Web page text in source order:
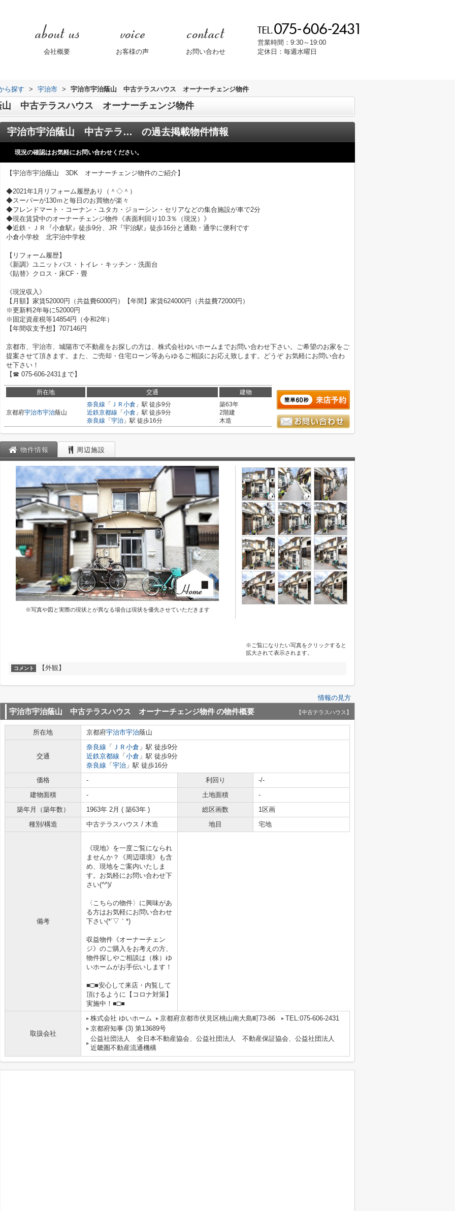
会社概要 お客様の声 お問い合わせ
営業時間：9:30～19:00
定休日：毎週水曜日
ら探す > 宇治市 > 宇治市宇治蔭山 中古テラスハウス オーナーチェンジ物件
山 中古テラスハウス オーナーチェンジ物件
宇治市宇治蔭山 中古テラスハウス オーナーチェンジ物件 の過去掲載物件情報
現況の確認はお気軽にお問い合わせください。
【宇治市宇治蔭山 3DK オーナーチェンジ物件のご紹介】
◆2021年1月リフォーム履歴あり（＾◇＾）
◆スーパーが130ｍと毎日のお買物が楽々
◆フレンドマート・コーナン・ユタカ・ジョーシン・セリアなどの集合施設が車で2分
◆現在賃貸中のオーナーチェンジ物件《表面利回り10.3％（現況）》
◆近鉄・ＪＲ『小倉駅』徒歩9分、JR『宇治駅』徒歩16分と通勤・通学に便利です
小倉小学校 北宇治中学校
【リフォーム履歴】
《新調》ユニットバス・トイレ・キッチン・洗面台
《貼替》クロス・床CF・畳
《現況収入》
【月額】家賃52000円（共益費6000円）【年間】家賃624000円（共益費72000円）
※更新料2年毎に52000円
※固定資産税等14854円（令和2年）
【年間収支予想】707146円
京都市、宇治市、城陽市で不動産をお探しの方は、株式会社ゆいホームまでお問い合わせ下さい。ご希望のお家をご
提案させて頂きます。また、ご売却・住宅ローン等あらゆるご相談にお応え致します。どうぞ お気軽にお問い合わ
せ下さい！
【☎ 075-606-2431まで】
所在地 交通 建物
京都府宇治市宇治蔭山
奈良線 「 ＪＲ小倉 」駅 徒歩9分
近鉄京都線 「 小倉 」駅 徒歩9分
奈良線 「 宇治 」駅 徒歩16分
築63年
2階建
木造
物件情報 周辺施設
※写真や図と実際の現状とが異なる場合は現状を優先させていただきます
※ご覧になりたい写真をクリックすると
拡大されて表示されます。
コメント 【外観】
情報の見方
宇治市宇治蔭山 中古テラスハウス オーナーチェンジ物件の物件概要 【中古テラスハウス】
所在地 京都府宇治市宇治蔭山
交通
奈良線 「 ＪＲ小倉 」駅 徒歩9分
近鉄京都線 「 小倉 」駅 徒歩9分
奈良線 「 宇治 」駅 徒歩16分
価格
- 利回り
-/-
建物面積
- 土地面積
-
築年月（築年数）
1963年 2月 ( 築63年 ) 総区画数
1区画
種別/構造
中古テラスハウス / 木造 地目 宅地
備考
《現地》を一度ご覧になられ
ませんか？《周辺環境》も含
め、現地をご案内いたしま
す。お気軽にお問い合わせ下
さい(^^)/
〈こちらの物件〉に興味があ
る方はお気軽にお問い合わせ
下さい(*´▽｀*)
収益物件《オーナーチェン
ジ》のご購入をお考えの方、
物件探しやご相談は（株）ゆ
いホームがお手伝いします！
■□■安心して来店・内覧して
頂けるように【コロナ対策】
実施中！■□■
取扱会社
株式会社 ゆいホーム 京都府京都市伏見区桃山南大島町73-86
TEL:075-606-2431
京都府知事 (3) 第13689号
公益社団法人 全日本不動産協会、公益社団法人 不動産保証協会、公益社団法人
近畿圏不動産流通機構